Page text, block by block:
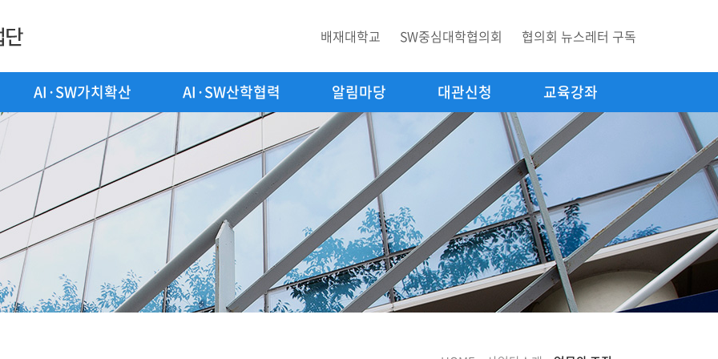
배재대학교 SW중심대학협의회 협의회 뉴스레터 구독
AI·SW가치확산 AI·SW산학협력 알림마당 대관신청 교육강좌